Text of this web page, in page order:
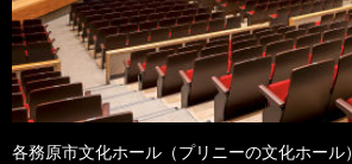
各務原市文化ホール（プリニーの文化ホール）